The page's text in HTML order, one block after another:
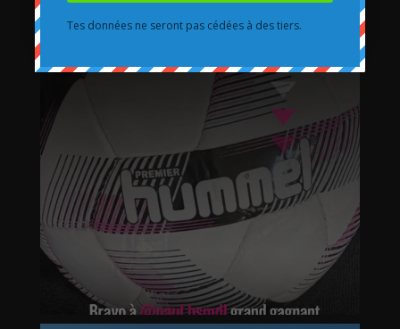
Tes données ne seront pas cédées à des tiers.